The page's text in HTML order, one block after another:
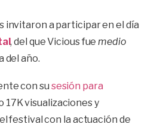
invitaron a participar en el día
, del que Vicious fuemedio
del año.
con su sesión para
17K visualizaciones y
festival con la actuación de